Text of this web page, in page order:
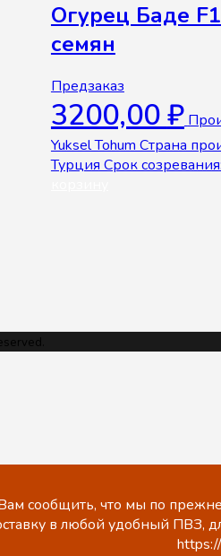
Огурец Баде
семян
Предзаказ
3200,00₽
Yuksel Tohum Страна
Турция Срок
сообщить, что мы по
в любой удобный ПВЗ,